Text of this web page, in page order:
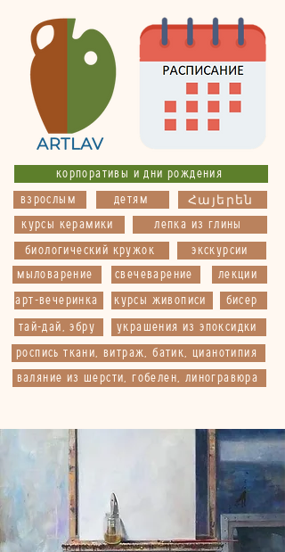
корпоративы и дни рождения
детям
взрослым Հայերեն
украшения из эпоксидки
мыловарение свечеварение
арт-вечеринка бисер
тай-дай, эбру
экскурсии
лепка из глины
роспись ткани, витраж, батик, цианотипия
курсы живописи
лекции
биологический кружок
курсы керамики
валяние из шерсти, гобелен, линогравюра